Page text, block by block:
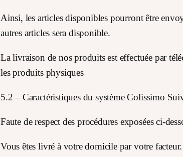
Ainsi, les articles disponibles pourront être
autres articles sera disponible.
La livraison de nos produits est effectuée par
les produits physiques
5.2 – Caractéristiques du système Colissimo
Faute de respect des procédures exposées ci-
Vous êtes livré à votre domicile par votre